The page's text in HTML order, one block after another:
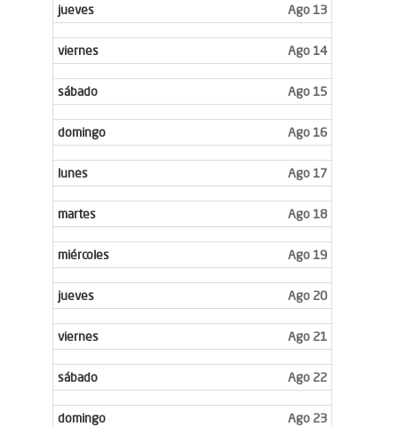
jueves Ago 13
viernes Ago 14
sábado Ago 15
domingo Ago 16
lunes Ago 17
martes Ago 18
miércoles Ago 19
jueves Ago 20
viernes Ago 21
sábado Ago 22
domingo Ago 23